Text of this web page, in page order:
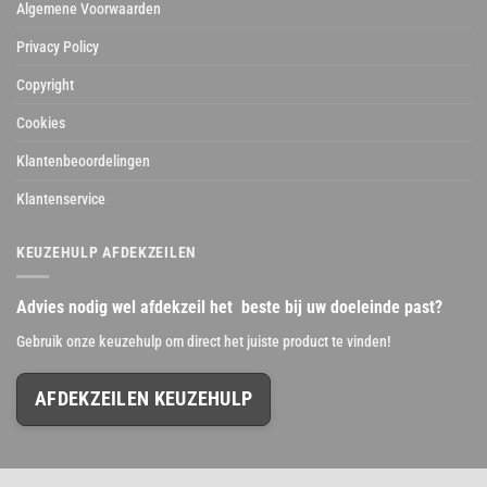
Algemene Voorwaarden
Privacy Policy
Copyright
Cookies
Klantenbeoordelingen
Klantenservice
KEUZEHULP AFDEKZEILEN
Advies nodig wel afdekzeil het beste bij uw doeleinde past?
Gebruik onze keuzehulp om direct het juiste product te vinden!
AFDEKZEILEN KEUZEHULP